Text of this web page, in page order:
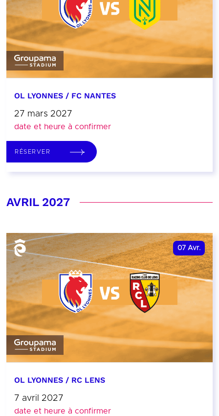
OL LYONNES / FC NANTES
27 mars 2027
date et heure à confirmer
RÉSERVER
AVRIL 2027
07 Avr.
OL LYONNES / RC LENS
7 avril 2027
date et heure à confirmer